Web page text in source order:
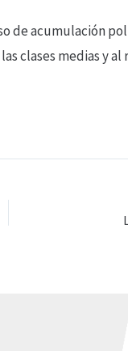
de acumulación
clases medias y